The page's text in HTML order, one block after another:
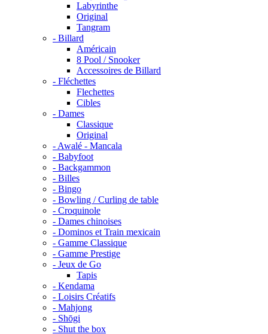
Labyrinthe
Original
Tangram
- Billard
Américain
8 Pool / Snooker
Accessoires de Billard
- Fléchettes
Flechettes
Cibles
- Dames
Classique
Original
- Awalé - Mancala
- Babyfoot
- Backgammon
- Billes
- Bingo
- Bowling / Curling de table
- Croquinole
- Dames chinoises
- Dominos et Train mexicain
- Gamme Classique
- Gamme Prestige
- Jeux de Go
Tapis
- Kendama
- Loisirs Créatifs
- Mahjong
- Shōgi
- Shut the box